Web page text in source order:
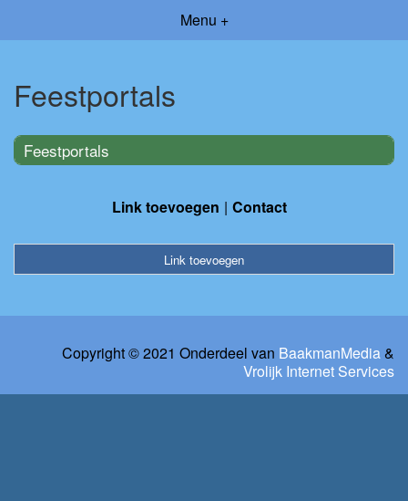
Menu +
Feestportals
Feestportals
Link toevoegen Contact
Link toevoegen
Copyright © 2021 Onderdeel van BaakmanMedia&
Vrolijk Internet Services